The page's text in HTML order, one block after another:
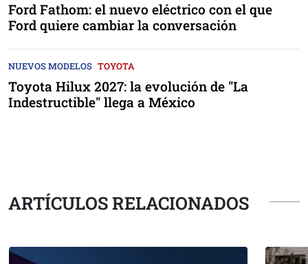
Ford Fathom: el nuevo eléctrico con el que
Ford quiere cambiar la conversación
NUEVOS MODELOS TOYOTA
Toyota Hilux 2027: la evolución de "La
Indestructible" llega a México
ARTÍCULOS RELACIONADOS